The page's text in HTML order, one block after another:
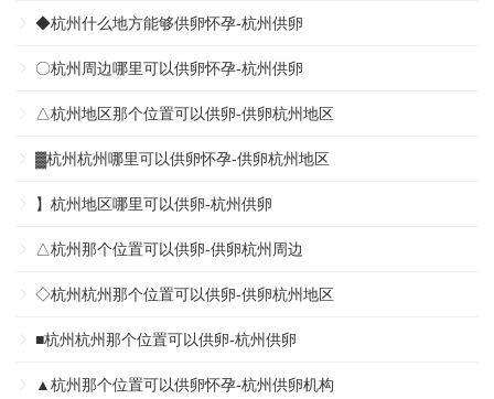
◆杭州什么地方能够供卵怀孕-杭州供卵
〇杭州周边哪里可以供卵怀孕-杭州供卵
△杭州地区那个位置可以供卵-供卵杭州地区
▓杭州杭州哪里可以供卵怀孕-供卵杭州地区
】杭州地区哪里可以供卵-杭州供卵
△杭州那个位置可以供卵-供卵杭州周边
◇杭州杭州那个位置可以供卵-供卵杭州地区
■杭州杭州那个位置可以供卵-杭州供卵
▲杭州那个位置可以供卵怀孕-杭州供卵机构